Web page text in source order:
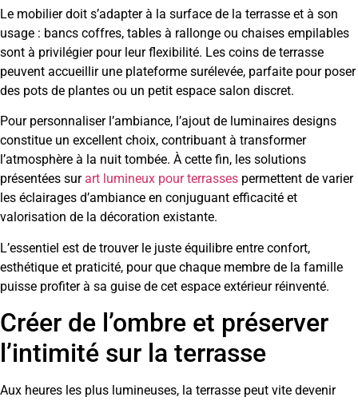
Le mobilier doit s’adapter à la surface de la terrasse et à son
usage : bancs coffres, tables à rallonge ou chaises empilables
sont à privilégier pour leur flexibilité. Les coins de terrasse
peuvent accueillir une plateforme surélevée, parfaite pour poser
des pots de plantes ou un petit espace salon discret.
Pour personnaliser l’ambiance, l’ajout de luminaires designs
constitue un excellent choix, contribuant à transformer
l’atmosphère à la nuit tombée. À cette fin, les solutions
présentées sur art lumineux pour terrasses permettent de varier
les éclairages d’ambiance en conjuguant efficacité et
valorisation de la décoration existante.
L’essentiel est de trouver le juste équilibre entre confort,
esthétique et praticité, pour que chaque membre de la famille
puisse profiter à sa guise de cet espace extérieur réinventé.
Créer de l’ombre et préserver
l’intimité sur la terrasse
Aux heures les plus lumineuses, la terrasse peut vite devenir